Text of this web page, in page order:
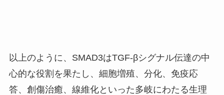
以上のように、SMAD3はTGF-βシグナル伝達の中
心的な役割を果たし、細胞増殖、分化、免疫応
答、創傷治癒、線維化といった多岐にわたる生理